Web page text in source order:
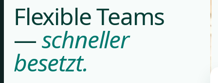
Flexible Teams
—schneller
besetzt.